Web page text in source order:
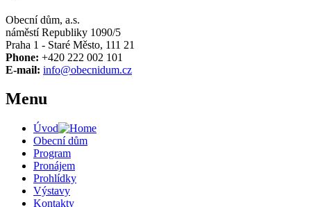
Obecní dům, a.s.
náměstí Republiky 1090/5
Praha 1 - Staré Město, 111 21
Phone: +420 222 002 101
E-mail: info@obecnidum.cz
Menu
Úvod
Obecní dům
Program
Pronájem
Prohlídky
Výstavy
Kontakty